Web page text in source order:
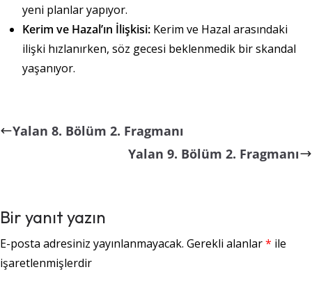
yeni planlar yapıyor.
Kerim ve Hazal’ın İlişkisi: Kerim ve Hazal arasındaki
ilişki hızlanırken, söz gecesi beklenmedik bir skandal
yaşanıyor.
Yalan 8. Bölüm 2. Fragmanı
Yalan 9. Bölüm 2. Fragmanı
Bir yanıt yazın
E-posta adresiniz yayınlanmayacak. Gerekli alanlar* ile
işaretlenmişlerdir